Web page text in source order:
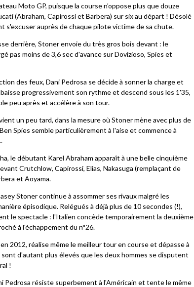
Moto GP, puisque la course n'oppose plus que douze
(Abraham, Capirossi et Barbera) sur six au départ ! Désolé
s'excuser auprès de chaque pilote victime de sa chute.
derrière, Stoner envoie du très gros bois devant : le
pas moins de 3,6 sec d'avance sur Dovizioso, Spies et
des feux, Dani Pedrosa se décide à sonner la charge et
progressivement son rythme et descend sous les 1'35,
peu après et accélère à son tour.
un peu tard, dans la mesure où Stoner mène avec plus de
Spies semble particulièrement à l'aise et commence à
le débutant Karel Abraham apparaît à une belle cinquième
Crutchlow, Capirossi, Elias, Nakasuga (remplaçant de
et Aoyama.
Stoner continue à assommer ses rivaux malgré les
épisodique. Relégués à déjà plus de 10 secondes (!),
le spectacle : l'Italien concède temporairement la deuxième
à l'échappement du n°26.
2012, réalise même le meilleur tour en course et dépasse à
d'autant plus élevés que les deux hommes se disputent
!
Pedrosa résiste superbement à l'Américain et tente le même